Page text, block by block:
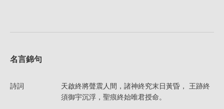
名言錦句
詩詞
天啟終將聲震人間，諸神終究末日黃昏， 王跡終
須御宇沉浮，聖痕終始唯君授命。